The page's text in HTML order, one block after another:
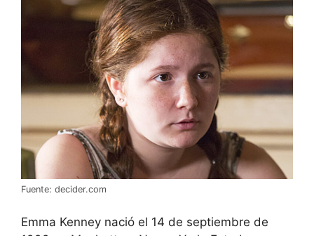
Fuente: decider.com
Emma Kenney nació el 14 de septiembre de